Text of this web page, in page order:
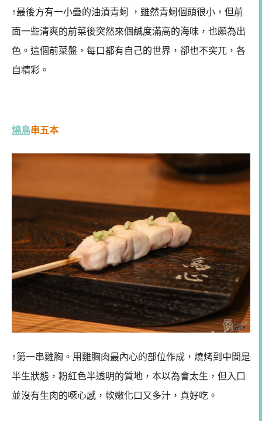
↑最後方有一小疊的油漬青蚵 ，雖然青蚵個頭很小，但前
面一些清爽的前菜後突然來個鹹度滿高的海味，也頗為出
色。這個前菜盤，每口都有自己的世界，卻也不突兀，各
自精彩。
燒鳥串五本
↑第一串雞胸。用雞胸肉最內心的部位作成，燒烤到中間是
半生狀態，粉紅色半透明的質地，本以為會太生，但入口
並沒有生肉的噁心感，軟嫩化口又多汁，真好吃。